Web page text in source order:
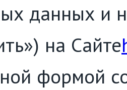
данных и
на Сайте
формой